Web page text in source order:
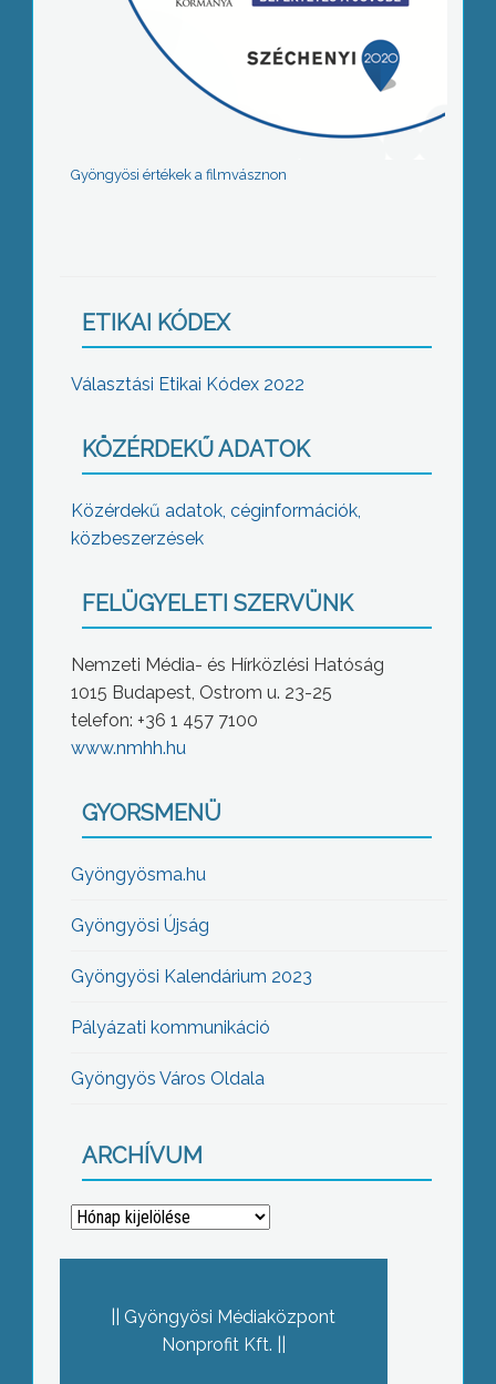
Gyöngyösi értékek a filmvásznon
ETIKAI KÓDEX
Választási Etikai Kódex 2022
KÖZÉRDEKŰ ADATOK
Közérdekű adatok, céginformációk,
közbeszerzések
FELÜGYELETI SZERVÜNK
Nemzeti Média- és Hírközlési Hatóság
1015 Budapest, Ostrom u. 23-25
telefon: +36 1 457 7100
www.nmhh.hu
GYORSMENÜ
Gyöngyösma.hu
Gyöngyösi Újság
Gyöngyösi Kalendárium 2023
Pályázati kommunikáció
Gyöngyös Város Oldala
ARCHÍVUM
Archívum
Gyöngyösi Médiaközpont
Nonprofit Kft.